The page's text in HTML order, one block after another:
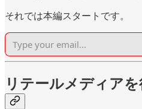
それでは本編スタートです。
リテールメディア